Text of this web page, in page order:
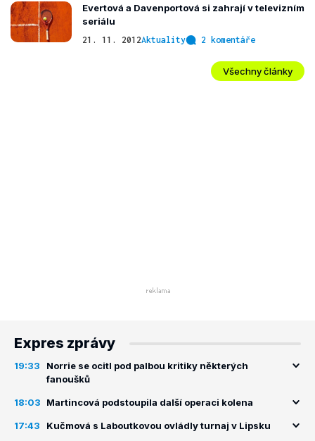
Evertová a Davenportová si zahrají v televizním
seriálu
21. 11. 2012Aktuality 2 komentáře
Všechny články
Expres zprávy
19:33
Norrie se ocitl pod palbou kritiky některých
fanoušků
18:03 Martincová podstoupila další operaci kolena
17:43 Kučmová s Laboutkovou ovládly turnaj v Lipsku